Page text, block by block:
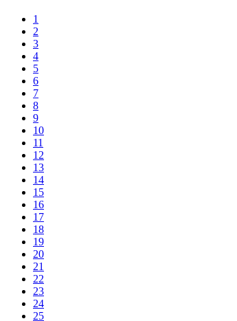
1
2
3
4
5
6
7
8
9
10
11
12
13
14
15
16
17
18
19
20
21
22
23
24
25